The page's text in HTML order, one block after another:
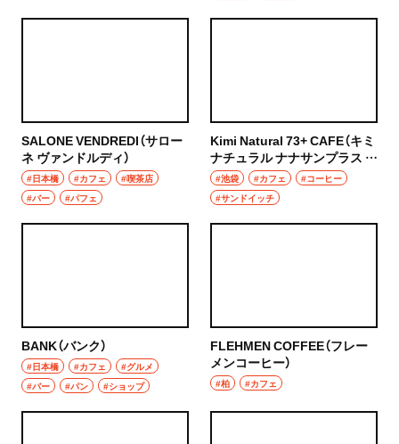
所沢・狭山・入間・飯能
飯能
所沢
川越・朝霞・ふじみ野・志木
川越
秩父・長瀞・三峰口
ご当地グルメ
バー
日本酒
焼酎
ビール
ワイン
SALONE VENDREDI（サロー
ネ ヴァンドルディ）
#日本橋 #カフェ
#喫茶店
#バー
#パフェ
Kimi Natural 73+ CAFE（キミ
ナチュラル ナナサンプラス カ
フェ）
#池袋 #カフェ
#コーヒー
#サンドイッチ
BANK（バンク）
#日本橋 #カフェ
#グルメ
#バー
#パン #ショップ
FLEHMEN COFFEE（フレー
メンコーヒー）
#柏 #カフェ